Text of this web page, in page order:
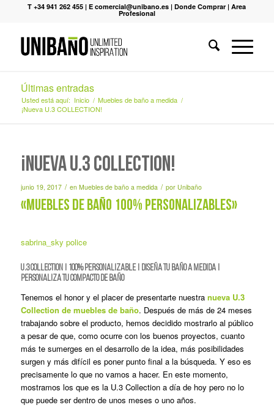
T +34 941 262 455 |E comercial@unibano.es |Donde Comprar |Area
Profesional
Últimas entradas
Usted está aquí: Inicio / Muebles de baño a medida /
¡Nueva U.3 COLLECTION!
¡Nueva U.3 COLLECTION!
junio 19, 2017 / en Muebles de baño a medida / por Unibaño
«Muebles de baño 100% personalizables»
sabrina_sky police
U.3 Collection 100% personalizable| Diseña tu baño a medida|
Personaliza tu compacto de baño
Tenemos el honor y el placer de presentarte nuestra nueva U.3
Collection de muebles de baño. Después de más de 24 meses
trabajando sobre el producto, hemos decidido mostrarlo al público
a pesar de que, como ocurre con los buenos proyectos, cuanto
más te sumerges en el desarrollo de la idea, más posibilidades
surgen y más difícil es poner punto final a la búsqueda. Y eso es
precisamente lo que no vamos a hacer. En este momento,
mostramos los que es la U.3 Collection a día de hoy pero no lo
que puede ser dentro de unos meses o uno años.